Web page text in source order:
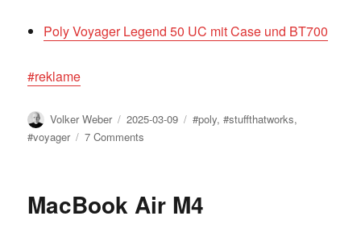
Poly Voyager Legend 50 UC mit Case und BT700
#reklame
Author
Volker Weber
Posted
on
2025-03-09 Tags
#poly,#stuffthatworks,
#voyager
7 Comments
UC
MacBook Air M4